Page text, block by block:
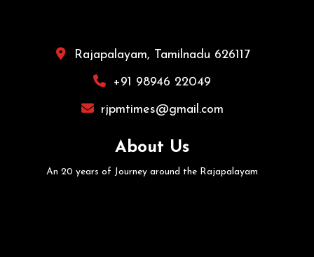
Rajapalayam, Tamilnadu 626117
+91 98946 22049
rjpmtimes@gmail.com
About Us
An 20 years of Journey around the Rajapalayam